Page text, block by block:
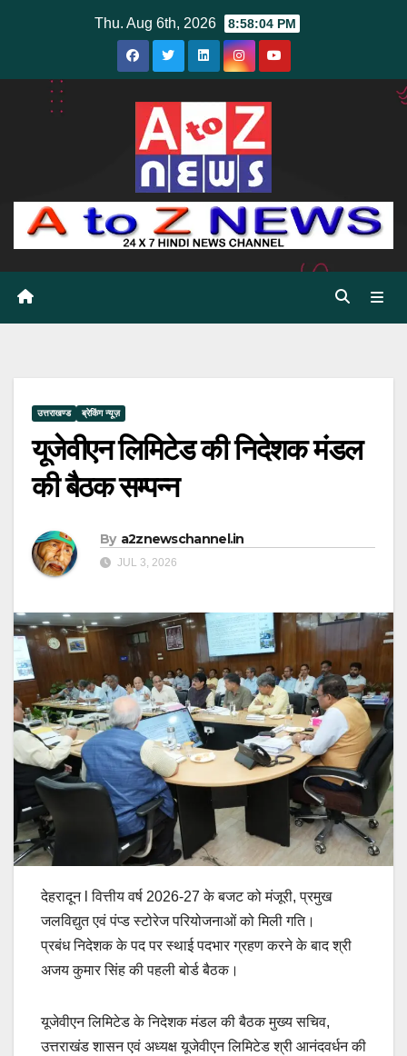
Thu. Aug 6th, 2026 8:58:05 PM
उत्तराखण्ड ब्रेकिंग न्यूज़
यूजेवीएन लिमिटेड की निदेशक मंडल
की बैठक सम्पन्न
By a2znewschannel.in
JUL 3, 2026
देहरादून l वित्तीय वर्ष 2026-27 के बजट को मंजूरी, प्रमुख
जलविद्युत एवं पंप्ड स्टोरेज परियोजनाओं को मिली गति।
प्रबंध निदेशक के पद पर स्थाई पदभार ग्रहण करने के बाद श्री
अजय कुमार सिंह की पहली बोर्ड बैठक।
यूजेवीएन लिमिटेड के निदेशक मंडल की बैठक मुख्य सचिव,
उत्तराखंड शासन एवं अध्यक्ष यूजेवीएन लिमिटेड श्री आनंदवर्धन की